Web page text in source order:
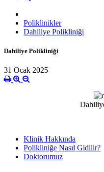
Poliklinikler
Dahiliye Polikliniği
Dahiliye Polikliniği
31 Ocak 2025
Klinik Hakkında
Polikliniğe Nasıl Gidilir?
Doktorumuz